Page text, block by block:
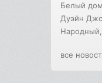
Белый
Дуэйн
все